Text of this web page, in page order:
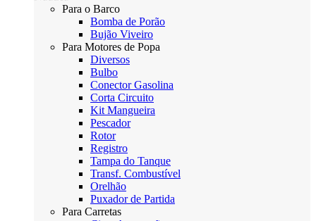
Para o Barco
Bomba de Porão
Bujão Viveiro
Para Motores de Popa
Diversos
Bulbo
Conector Gasolina
Corta Circuito
Kit Mangueira
Pescador
Rotor
Registro
Tampa do Tanque
Transf. Combustível
Orelhão
Puxador de Partida
Para Carretas